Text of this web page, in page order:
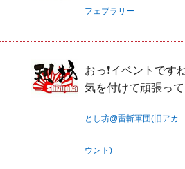
フェブラリー
おっ❗イベントです
気を付けて頑張って
とし坊@雷斬軍団(旧アカ
ウント)